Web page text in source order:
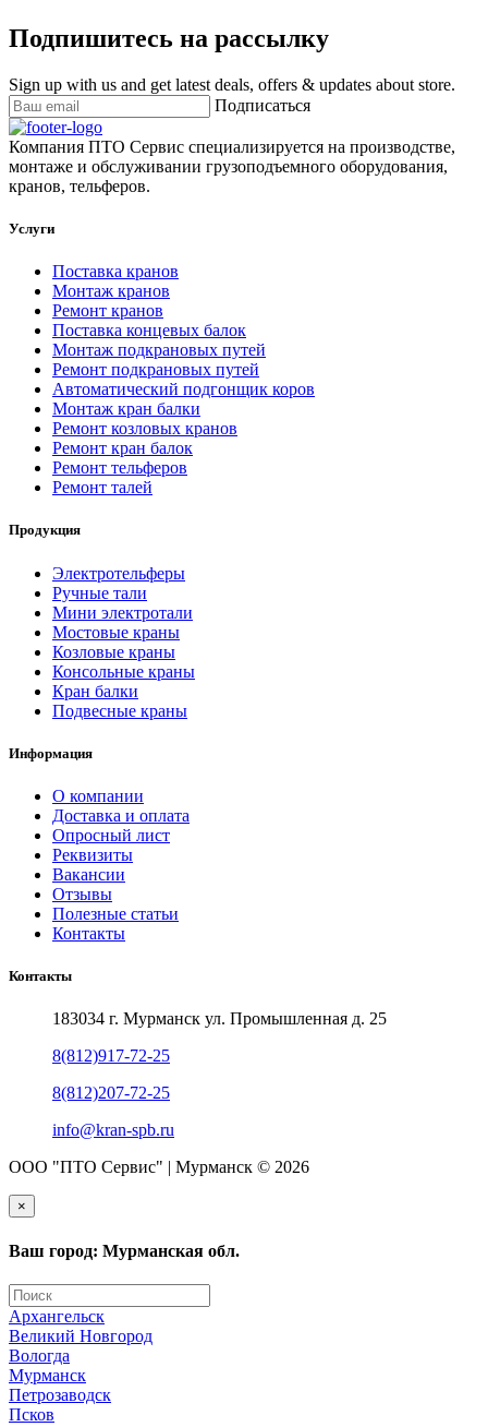
Подпишитесь на рассылку
Sign up with us and get latest deals, offers & updates about store.
Подписаться
Компания ПТО Сервис специализируется на производстве,
монтаже и обслуживании грузоподъемного оборудования,
кранов, тельферов.
Услуги
Поставка кранов
Монтаж кранов
Ремонт кранов
Поставка концевых балок
Монтаж подкрановых путей
Ремонт подкрановых путей
Автоматический подгонщик коров
Монтаж кран балки
Ремонт козловых кранов
Ремонт кран балок
Ремонт тельферов
Ремонт талей
Продукция
Электротельферы
Ручные тали
Мини электротали
Мостовые краны
Козловые краны
Консольные краны
Кран балки
Подвесные краны
Информация
О компании
Доставка и оплата
Опросный лист
Реквизиты
Вакансии
Отзывы
Полезные статьи
Контакты
Контакты
183034 г. Мурманск ул. Промышленная д. 25
8(812)917-72-25
8(812)207-72-25
info@kran-spb.ru
ООО "ПТО Сервис" | Мурманск © 2026
×
Ваш город: Мурманская обл.
Архангельск
Великий Новгород
Вологда
Мурманск
Петрозаводск
Псков